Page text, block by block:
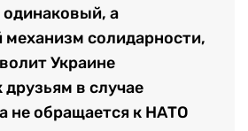
одинаковый, а
механизм солидарности,
Украине
друзьям в случае
не обращается к НАТО